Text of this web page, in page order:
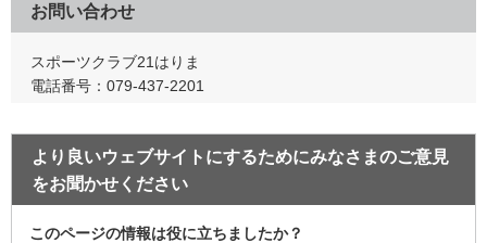
お問い合わせ
スポーツクラブ21はりま
電話番号：079-437-2201
より良いウェブサイトにするためにみなさまのご意見
をお聞かせください
このページの情報は役に立ちましたか？